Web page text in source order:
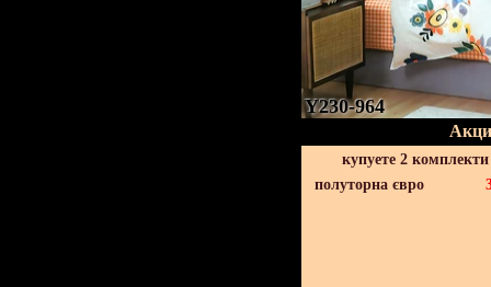
Y230-964
купуете 2
полуторна євро